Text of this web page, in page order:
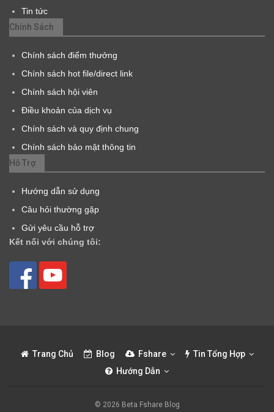
Tin tức
Chính Sách
Chính sách điểm thưởng
Chính sách hot file/direct link
Chính sách hội viên
Điều khoản của dịch vụ
Chính sách và quy định chung
Chính sách bảo mật thông tin
Hỗ Trợ
Hướng dẫn sử dụng
Câu hỏi thường gặp
Gửi yêu cầu hỗ trợ
Kết nối với chúng tôi:
Trang Chủ Blog Fshare
Tin Tổng Hợp
Hướng Dẫn
© 2026 Beta Fshare Blog